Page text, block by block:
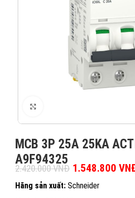
MCB 3P 25A 25KA
A9F94325
2.420.000VNĐ Giá gốc là:
1.548.800
Hãng sản xuất: Schneider